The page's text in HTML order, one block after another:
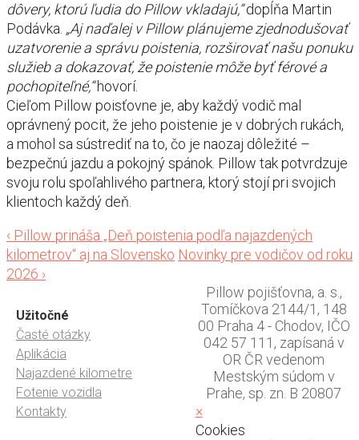
dôvery, ktorú ľudia do Pillow vkladajú,“dopĺňa Martin
Podávka. „Aj naďalej v Pillow plánujeme zjednodušovať
uzatvorenie a správu poistenia, rozširovať našu ponuku
služieb a dokazovať, že poistenie môže byť férové a
pochopiteľné,“hovorí.
Cieľom Pillow poisťovne je, aby každý vodič mal
oprávnený pocit, že jeho poistenie je v dobrých rukách,
a mohol sa sústrediť na to, čo je naozaj dôležité –
bezpečnú jazdu a pokojný spánok. Pillow tak potvrdzuje
svoju rolu spoľahlivého partnera, ktorý stojí pri svojich
klientoch každý deň.
Post
navigation
‹ Pillow prináša „Deň poistenia podľa najazdených
kilometrov“ aj na Slovensko Novinky pre vodičov od roku
2026 ›
Užitočné
Časté otázky
Aplikácia
Najazdené kilometre
Fotenie vozidla
Kontakty
Pillow pojišťovna, a. s.,
Tomíčkova 2144/1, 148
00 Praha 4 - Chodov, IČO
042 57 111, zapísaná v
OR ČR vedenom
Mestským súdom v
Prahe, sp. zn. B 20807
×
Cookies